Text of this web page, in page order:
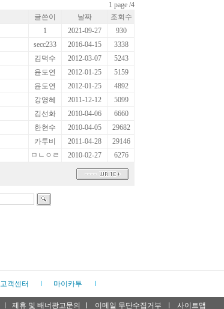
1 page /4
글쓴이 날짜
조회수
1 2021-09-27
930
secc233 2016-04-15
3338
김덕수 2012-03-07
5243
윤도연 2012-01-25
5159
윤도연 2012-01-25
4892
강영혜 2011-12-12
5099
김선화 2010-04-06
6660
한현수 2010-04-05
29682
카투비 2011-04-28
29146
ㅁㄴㅇㄹ 2010-02-27 6276
고객센터 마이카투
제휴 및 배너광고문의 이메일 무단수집거부 사이트맵